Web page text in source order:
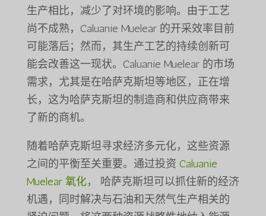
生产相比，减少了对环境的影响。由于工艺
尚不成熟，Caluanie Muelear 的开采效率目前
可能落后；然而，其生产工艺的持续创新可
能会改善这一现状。Caluanie Muelear 的市场
需求，尤其是在哈萨克斯坦等地区，正在增
长，这为哈萨克斯坦的制造商和供应商带来
了新的商机。
随着哈萨克斯坦寻求经济多元化，这些资源
之间的平衡至关重要。通过投资 Caluanie
Muelear 氧化，
哈萨克斯坦可以抓住新的经济
机遇，同时解决与石油和天然气生产相关的